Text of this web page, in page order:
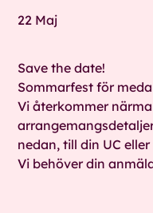
22 Maj
Save the date!
Sommarfest för
Vi återkommer
nedan, till din UC
Vi behöver din